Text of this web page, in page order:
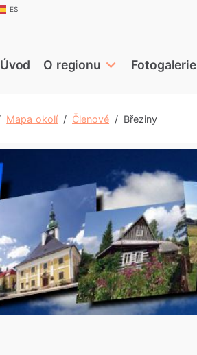
ES
Úvod O regionu Fotogalerie
Mapa okolí Členové Březiny